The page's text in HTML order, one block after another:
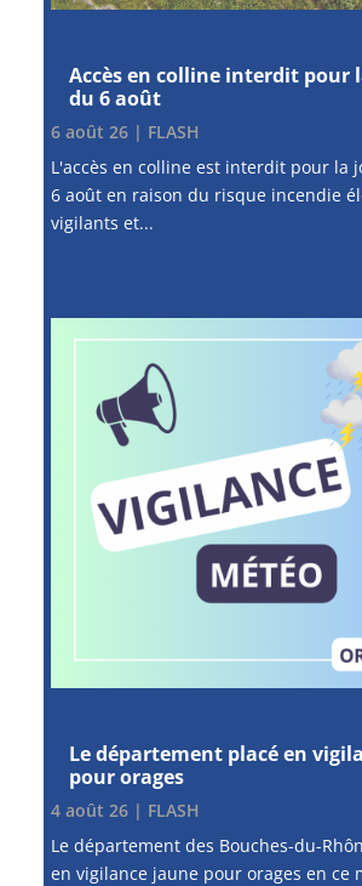
Accès en colline interdit pour
du 6 août
6 août 26| FLASH
L'accès en colline est interdit pour la
6 août en raison du risque incendie
vigilants et...
Le département placé en
pour orages
4 août 26| FLASH
Le département des Bouches-du-
en vigilance jaune pour orages en ce